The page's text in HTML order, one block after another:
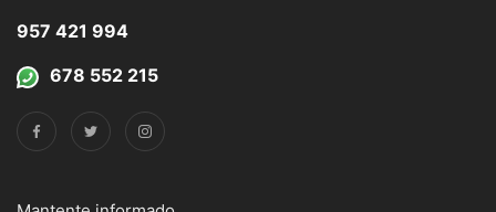
957 421 994
678 552 215